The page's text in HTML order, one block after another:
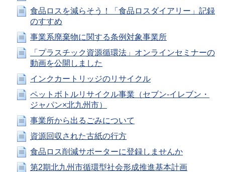
食品ロスを減らそう！「食品ロスダイアリー」記録
のすすめ
事業系廃棄物に関する条例対象事業所
「プラスチック資源循環法」オンラインセミナーの
動画を公開しました
インクカートリッジのリサイクル
ペットボトルリサイクル事業（セブン-イレブン・
ジャパン×北九州市）
事業所から出るごみについて
資源回収された古紙の行方
食品ロス削減サポーターに登録しませんか
第2期北九州市循環型社会形成推進基本計画